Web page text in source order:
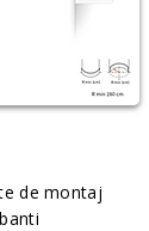
de montaj